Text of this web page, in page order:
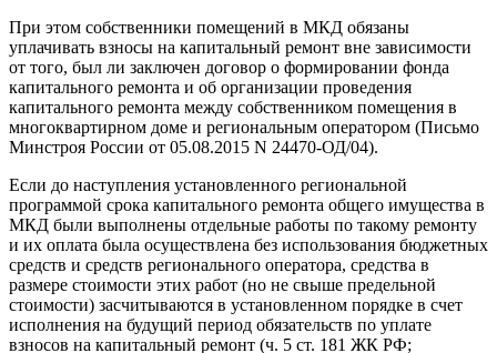
При этом собственники помещений в МКД обязаны
уплачивать взносы на капитальный ремонт вне зависимости
от того, был ли заключен договор о формировании фонда
капитального ремонта и об организации проведения
капитального ремонта между собственником помещения в
многоквартирном доме и региональным оператором (Письмо
Минстроя России от 05.08.2015 N 24470-ОД/04).
Если до наступления установленного региональной
программой срока капитального ремонта общего имущества в
МКД были выполнены отдельные работы по такому ремонту
и их оплата была осуществлена без использования бюджетных
средств и средств регионального оператора, средства в
размере стоимости этих работ (но не свыше предельной
стоимости) засчитываются в установленном порядке в счет
исполнения на будущий период обязательств по уплате
взносов на капитальный ремонт (ч. 5 ст. 181 ЖК РФ;